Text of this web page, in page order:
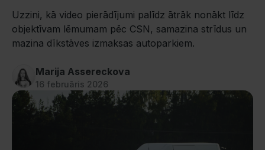
Uzzini, kā video pierādījumi palīdz ātrāk nonākt līdz
objektīvam lēmumam pēc CSN, samazina strīdus un
mazina dīkstāves izmaksas autoparkiem.
Marija Assereckova
16 februāris 2026